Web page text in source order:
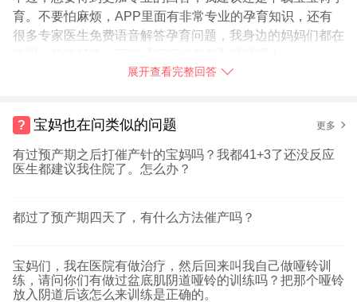
育。不要怕麻烦，APP里面有非常专业的孕育知识，还有
很多专家医生免费语音解答孕育问题，我身边的妈妈们都在
展开查看完整回答
宝妈也在问类似的问题 更多
有过预产期之后打催产针的宝妈吗？我都41+3了还没反应
医生都建议我住院了。怎么办？
都过了预产期四天了，有什么方法催产吗？
宝妈们，我在医院有做治疗，然后回来叫我自己做哑铃训
练，请问你们有做过盆底肌阴道哑铃的训练吗？把那个哑铃
放入阴道后该怎么来训练是正确的。